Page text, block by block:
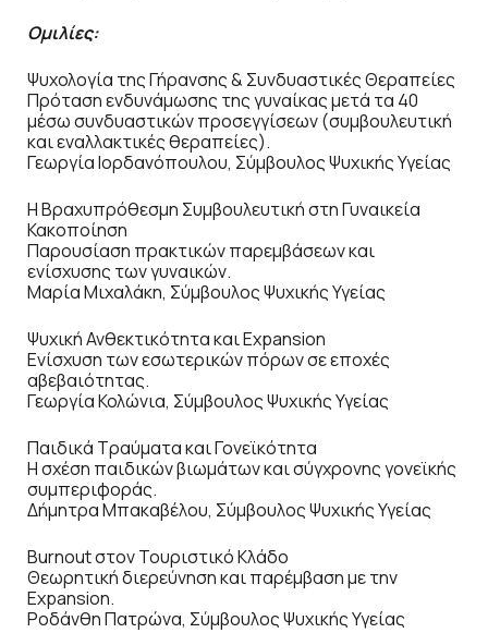
Ομιλίες:
Ψυχολογία της Γήρανσης & Συνδυαστικές Θεραπείες
Πρόταση ενδυνάμωσης της γυναίκας μετά τα 40
μέσω συνδυαστικών προσεγγίσεων (συμβουλευτική
και εναλλακτικές θεραπείες).
Γεωργία Ιορδανόπουλου, Σύμβουλος Ψυχικής Υγείας
Η Βραχυπρόθεσμη Συμβουλευτική στη Γυναικεία
Κακοποίηση
Παρουσίαση πρακτικών παρεμβάσεων και
ενίσχυσης των γυναικών.
Μαρία Μιχαλάκη, Σύμβουλος Ψυχικής Υγείας
Ψυχική Ανθεκτικότητα και Expansion
Ενίσχυση των εσωτερικών πόρων σε εποχές
αβεβαιότητας.
Γεωργία Κολώνια, Σύμβουλος Ψυχικής Υγείας
Παιδικά Τραύματα και Γονεϊκότητα
Η σχέση παιδικών βιωμάτων και σύγχρονης γονεϊκής
συμπεριφοράς.
Δήμητρα Μπακαβέλου, Σύμβουλος Ψυχικής Υγείας
Burnout στον Τουριστικό Κλάδο
Θεωρητική διερεύνηση και παρέμβαση με την
Expansion.
Ροδάνθη Πατρώνα, Σύμβουλος Ψυχικής Υγείας